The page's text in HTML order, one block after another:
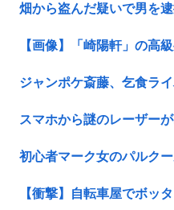
畑から盗んだ疑いで男を
【画像】「崎陽軒」の高
ジャンポケ斎藤、乞食ラ
スマホから謎のレーザー
初心者マーク女のパルク
【衝撃】自転車屋でボッ